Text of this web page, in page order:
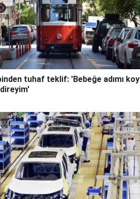
tuhaf teklif: 'Bebeğe adımı koy